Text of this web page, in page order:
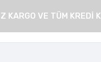
VE TÜM KREDİ